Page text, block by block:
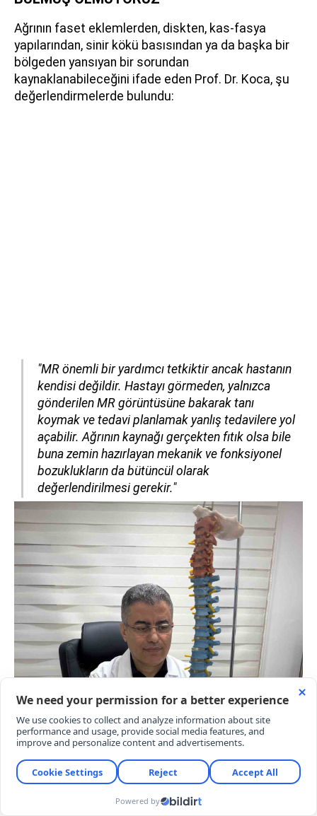
Ağrının faset eklemlerden, diskten, kas-fasya
yapılarından, sinir kökü basısından ya da başka bir
bölgeden yansıyan bir sorundan
kaynaklanabileceğini ifade eden Prof. Dr. Koca, şu
değerlendirmelerde bulundu:
"MR önemli bir yardımcı tetkiktir ancak hastanın
kendisi değildir. Hastayı görmeden, yalnızca
gönderilen MR görüntüsüne bakarak tanı
koymak ve tedavi planlamak yanlış tedavilere yol
açabilir. Ağrının kaynağı gerçekten fıtık olsa bile
buna zemin hazırlayan mekanik ve fonksiyonel
bozuklukların da bütüncül olarak
değerlendirilmesi gerekir."